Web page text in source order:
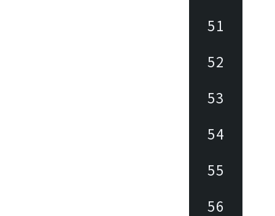
51
52
53
54
55
56